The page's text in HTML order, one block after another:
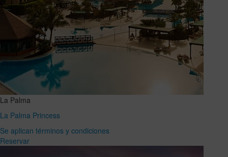
La Palma
La Palma Princess
Se aplican términos y condiciones
Reservar